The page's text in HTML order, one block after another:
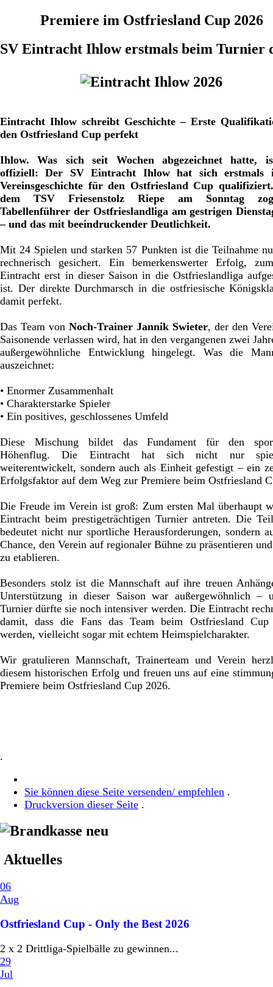
Premiere im Ostfriesland Cup 2026
SV Eintracht Ihlow erstmals beim Turnier
Eintracht Ihlow schreibt Geschichte – Erste
den Ostfriesland Cup perfekt
Ihlow. Was sich seit Wochen abgezeichnet hatte,
offiziell: Der SV Eintracht Ihlow hat sich erstmals
Vereinsgeschichte für den Ostfriesland Cup
dem TSV Friesenstolz Riepe am Sonntag
Tabellenführer der Ostfrieslandliga am gestrigen
– und das mit beeindruckender Deutlichkeit.
Mit 24 Spielen und starken 57 Punkten ist die Teilnahme
rechnerisch gesichert. Ein bemerkenswerter Erfolg,
Eintracht erst in dieser Saison in die Ostfrieslandliga
ist. Der direkte Durchmarsch in die ostfriesische
damit perfekt.
Das Team von Noch-Trainer Jannik Swieter, der den
Saisonende verlassen wird, hat in den vergangenen zwei
außergewöhnliche Entwicklung hingelegt. Was die
auszeichnet:
• Enormer Zusammenhalt
• Charakterstarke Spieler
• Ein positives, geschlossenes Umfeld
Diese Mischung bildet das Fundament für den
Höhenflug. Die Eintracht hat sich nicht nur
weiterentwickelt, sondern auch als Einheit gefestigt – ein
Erfolgsfaktor auf dem Weg zur Premiere beim Ostfriesland
Die Freude im Verein ist groß: Zum ersten Mal überhaupt
Eintracht beim prestigeträchtigen Turnier antreten. Die
bedeutet nicht nur sportliche Herausforderungen, sondern
Chance, den Verein auf regionaler Bühne zu präsentieren
zu etablieren.
Besonders stolz ist die Mannschaft auf ihre treuen
Unterstützung in dieser Saison war außergewöhnlich –
Turnier dürfte sie noch intensiver werden. Die Eintracht
damit, dass die Fans das Team beim Ostfriesland Cup
werden, vielleicht sogar mit echtem Heimspielcharakter.
Wir gratulieren Mannschaft, Trainerteam und Verein
diesem historischen Erfolg und freuen uns auf eine
Premiere beim Ostfriesland Cup 2026.
.
Sie können diese Seite versenden/ empfehlen .
Druckversion dieser Seite .
Aktuelles
06
Aug
Ostfriesland Cup - Only the Best 2026
2 x 2 Drittliga-Spielbälle zu gewinnen...
29
Jul